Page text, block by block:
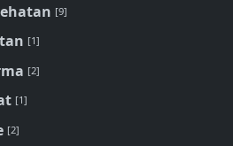
[9]
[1]
[2]
[1]
[2]